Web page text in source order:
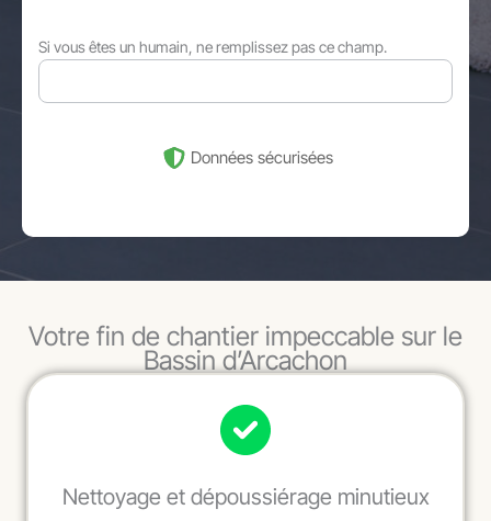
Si vous êtes un humain, ne remplissez pas ce champ.
Données sécurisées
Votre fin de chantier impeccable sur le
Bassin d’Arcachon
Nettoyage et dépoussiérage minutieux